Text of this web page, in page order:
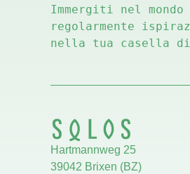
Immergiti nel
regolarmente
nella tua casella
Hartmannweg 25
39042 Brixen (BZ)